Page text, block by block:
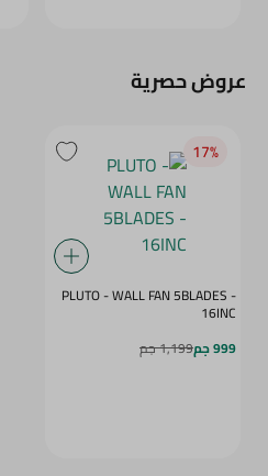
عروض حصرية
17‎%‎
PLUTO - WALL FAN 5BLADES -
16INC
999 جم
1,199 جم